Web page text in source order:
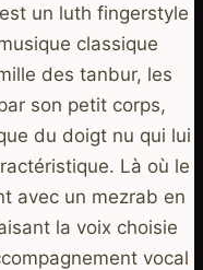
un luth fingerstyle
classique
des tanbur, les
son petit corps,
du doigt nu qui lui
Là où le
avec un mezrab en
la voix choisie
vocal